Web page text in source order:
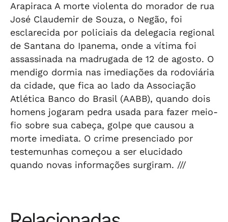
Arapiraca A morte violenta do morador de rua
José Claudemir de Souza, o Negão, foi
esclarecida por policiais da delegacia regional
de Santana do Ipanema, onde a vítima foi
assassinada na madrugada de 12 de agosto. O
mendigo dormia nas imediações da rodoviária
da cidade, que fica ao lado da Associação
Atlética Banco do Brasil (AABB), quando dois
homens jogaram pedra usada para fazer meio-
fio sobre sua cabeça, golpe que causou a
morte imediata. O crime presenciado por
testemunhas começou a ser elucidado
quando novas informações surgiram. ///